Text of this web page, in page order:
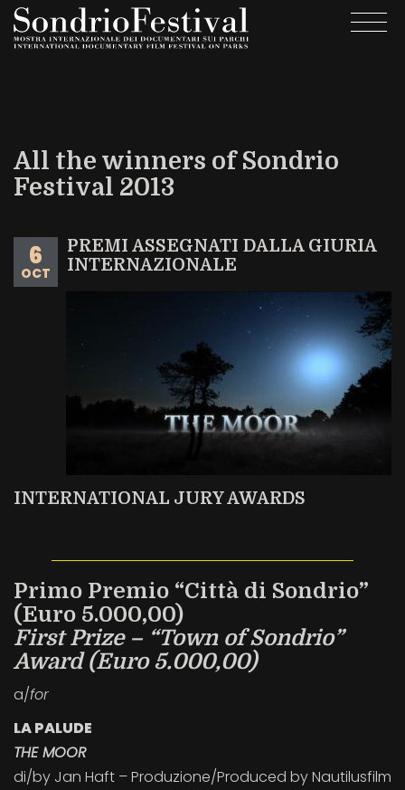
Skip
to
All the winners of Sondrio
Festival 2013
6
OCT
PREMI ASSEGNATI DALLA GIURIA
INTERNAZIONALE
INTERNATIONAL JURY AWARDS
Primo Premio “Città di Sondrio”
(Euro 5.000,00)
First Prize – “Town of Sondrio”
Award (Euro 5.000,00)
a/for
LA PALUDE
THE MOOR
di/by Jan Haft – Produzione/Produced by Nautilusfilm